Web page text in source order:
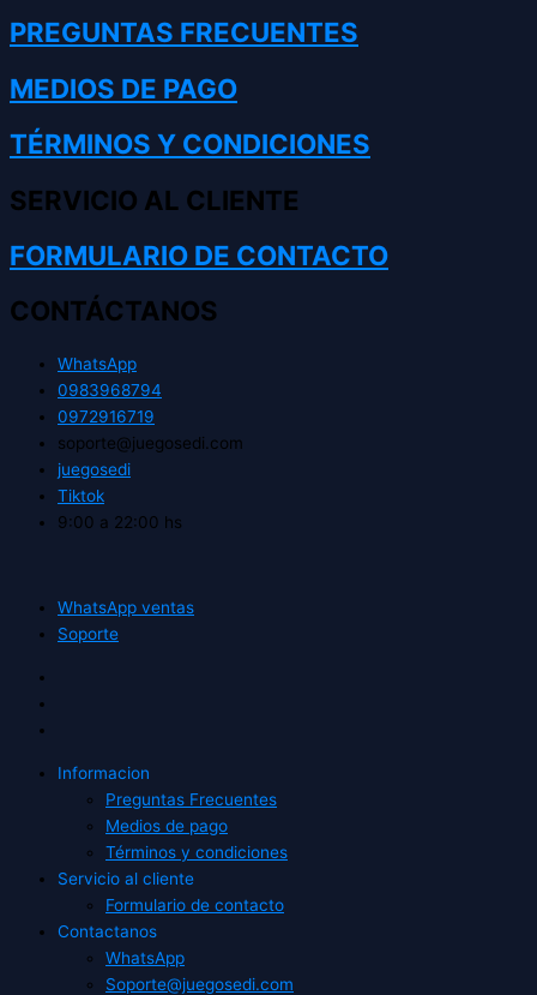
PREGUNTAS FRECUENTES
MEDIOS DE PAGO
TÉRMINOS Y CONDICIONES
SERVICIO AL CLIENTE
FORMULARIO DE CONTACTO
CONTÁCTANOS
WhatsApp
0983968794
0972916719
soporte@juegosedi.com
juegosedi
Tiktok
9:00 a 22:00 hs
WhatsApp ventas
Soporte
Informacion
Preguntas Frecuentes
Medios de pago
Términos y condiciones
Servicio al cliente
Formulario de contacto
Contactanos
WhatsApp
Soporte@juegosedi.com